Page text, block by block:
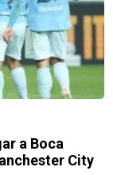
a Boca
City